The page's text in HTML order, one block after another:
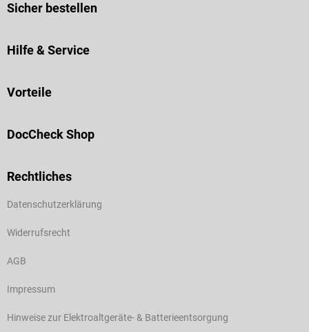
Sicher bestellen
Hilfe & Service
Vorteile
DocCheck Shop
Rechtliches
Datenschutzerklärung
Widerrufsrecht
AGB
Impressum
Hinweise zur Elektroaltgeräte- & Batterieentsorgung